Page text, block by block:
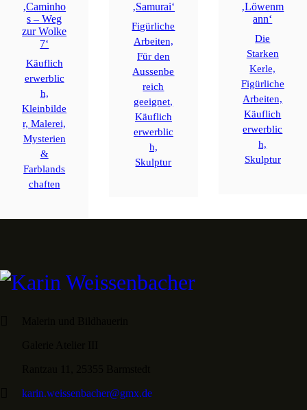
‚Caminho
s – Weg
zur Wolke
7‘
Käuflich
erwerblic
h,
Kleinbilde
r,Malerei,
Mysterien
&
Farblands
chaften
‚Samurai‘
Figürliche
Arbeiten,
Für den
Aussenbe
reich
geeignet,
Käuflich
erwerblic
h,
Skulptur
‚Löwenm
ann‘
Die
Starken
Kerle,
Figürliche
Arbeiten,
Käuflich
erwerblic
h,
Skulptur
karin.weissenbacher@gmx.de